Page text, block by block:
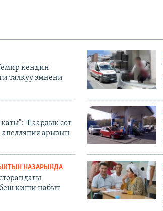
кендин
талкуу эмнени
Шаардык сот
апелляция арызын
НАЗАРЫНДА
киши набыт